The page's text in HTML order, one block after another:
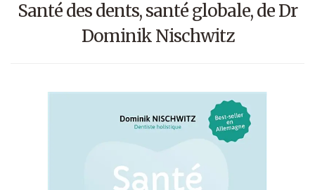
Santé des dents, santé globale, de Dr
Dominik Nischwitz